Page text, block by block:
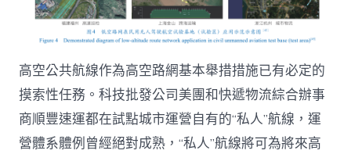
高空公共航線作為高空路網基本舉措措施已有必定的
摸索性任務。科技批發公司美團和快遞物流綜合辦事
商順豐速運都在試點城市運營自有的“私人”航線，運
營體系體例曾經絕對成熟，“私人”航線將可為將來高